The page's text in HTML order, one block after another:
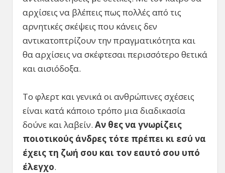
αρχίσεις να βλέπεις πως πολλές από τις
αρνητικές σκέψεις που κάνεις δεν
αντικατοπτρίζουν την πραγματικότητα και
θα αρχίσεις να σκέφτεσαι περισσότερο θετικά
και αισιόδοξα.
Το φλερτ και γενικά οι ανθρώπινες σχέσεις
είναι κατά κάποιο τρόπο μια διαδικασία
δούνε και λαβείν. Αν θες να γνωρίζεις
ποιοτικούς άνδρες τότε πρέπει κι εσύ να
έχεις τη ζωή σου και τον εαυτό σου υπό
έλεγχο.